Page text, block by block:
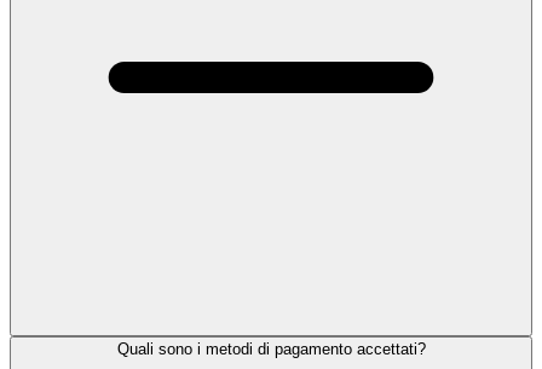
Quali sono i metodi di pagamento accettati?